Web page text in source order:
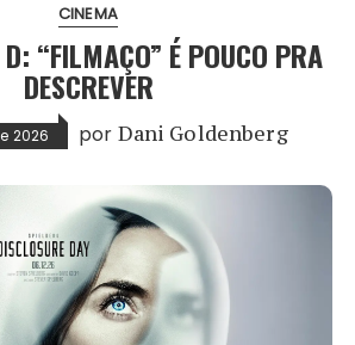
CINEMA
“FILMAÇO” É POUCO PRA
DESCREVER
2026 por Dani Goldenberg